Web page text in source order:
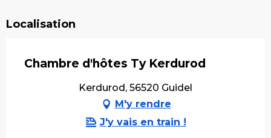
Localisation
Chambre d'hôtes Ty Kerdurod
Kerdurod, 56520 Guidel
M'y rendre
J'y vais en train !